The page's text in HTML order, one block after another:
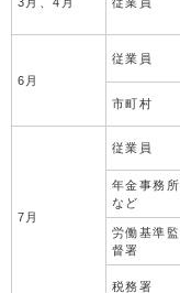
6月
従業員
市町村
7月
従業員
年金事務所
など
労働基準監
督署
税務署